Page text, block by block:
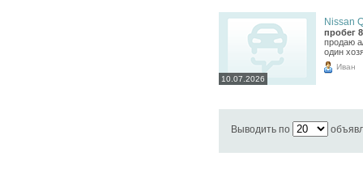
10.07.2026
Nissan
пробег
продаю
один
Иван
Выводить по